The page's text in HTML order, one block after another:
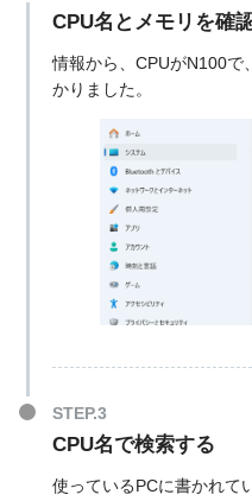
CPU名とメモリを確
情報から、CPUがN100で
かりました。
CPU名で検索する
使っているPCに書かれて